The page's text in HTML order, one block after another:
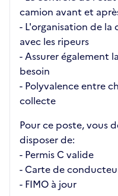
camion avant et
- L'organisation de la
avec les ripeurs
- Assurer également
besoin
- Polyvalence entre
collecte
Pour ce poste, vous
disposer de:
- Permis C valide
- Carte de
- FIMO à jour